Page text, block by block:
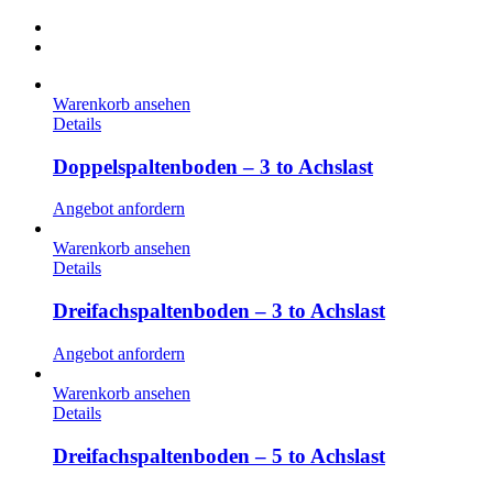
Warenkorb ansehen
Details
Doppelspaltenboden – 3 to Achslast
Angebot anfordern
Warenkorb ansehen
Details
Dreifachspaltenboden – 3 to Achslast
Angebot anfordern
Warenkorb ansehen
Details
Dreifachspaltenboden – 5 to Achslast